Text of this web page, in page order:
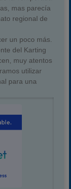
finalizadas
2026
mas parecía
regional de
un poco más.
del Karting
muy atentos
utilizar
para una